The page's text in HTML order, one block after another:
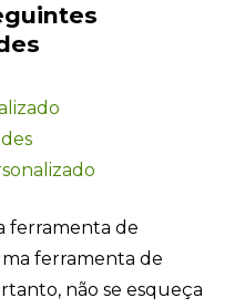
ferramenta de
ferramenta de
não se esqueça